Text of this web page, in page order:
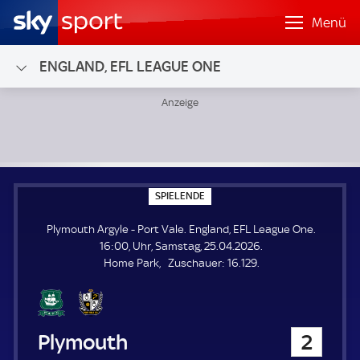
Menü
ENGLAND, EFL LEAGUE ONE
SPIELENDE
P
E
L
E
N
Plymouth Argyle - Port Vale. England, EFL League One.
16:00, Uhr, Samstag, 25.04.2026.
Home Park
Zuschauer: Z
16.129.
Plymouth Argyle 2